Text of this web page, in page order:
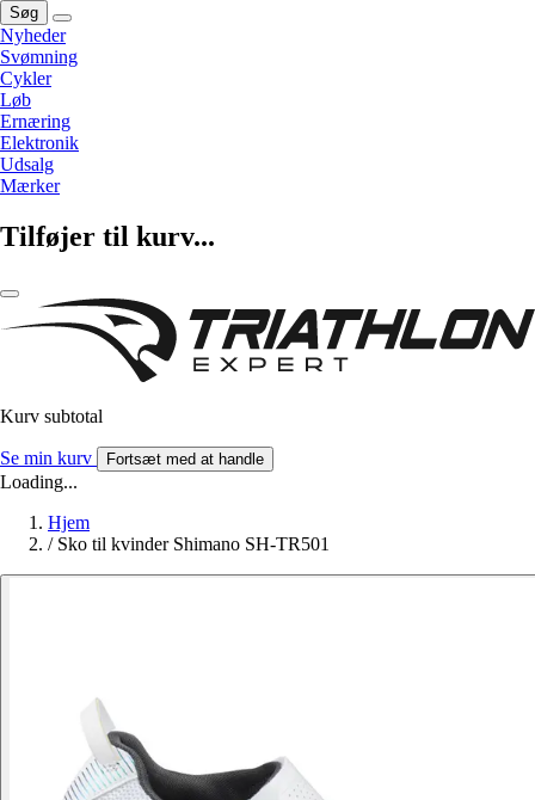
Søg
Nyheder
Svømning
Cykler
Løb
Ernæring
Elektronik
Udsalg
Mærker
Tilføjer til kurv...
Kurv subtotal
Se min kurv Fortsæt med at handle
Loading...
Hjem
/ Sko til kvinder Shimano SH-TR501